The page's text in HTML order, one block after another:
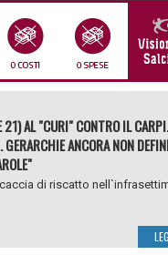
AL "CURI" CONTRO IL
ANCORA NON
di riscatto